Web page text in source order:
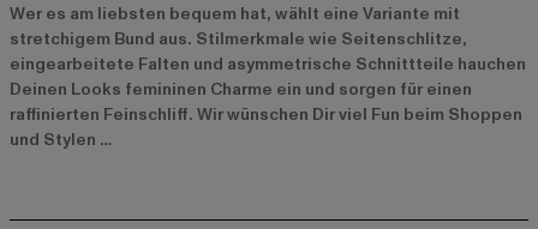
Wer es am liebsten bequem hat, wählt eine Variante mit
stretchigem Bund aus. Stilmerkmale wie Seitenschlitze,
eingearbeitete Falten und asymmetrische Schnittteile hauchen
Deinen Looks femininen Charme ein und sorgen für einen
raffinierten Feinschliff. Wir wünschen Dir viel Fun beim Shoppen
und Stylen …